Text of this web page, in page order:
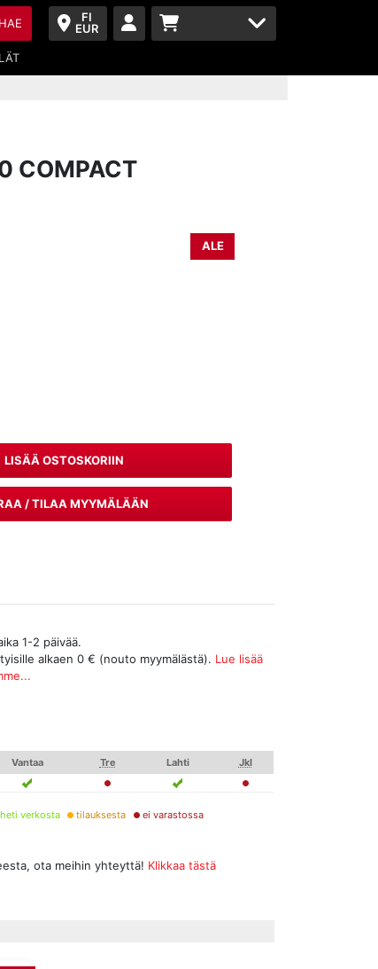
FI
EUR
HAE
COMPACT
ALE
LISÄÄ OSTOSKORIIN
/ TILAA MYYMÄLÄÄN
1-2 päivää.
alkaen 0 € (nouto myymälästä). Lue lisää
Vantaa Tre Lahti Jkl
verkosta tilauksesta ei varastossa
ota meihin yhteyttä! Klikkaa tästä